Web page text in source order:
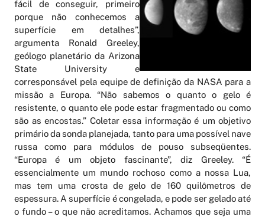
fácil de conseguir, primeiro
porque não conhecemos a
superfície em detalhes”,
argumenta Ronald Greeley,
geólogo planetário da Arizona
State University e
corresponsável pela equipe de definição da NASA para a
missão a Europa. “Não sabemos o quanto o gelo é
resistente, o quanto ele pode estar fragmentado ou como
são as encostas.” Coletar essa informação é um objetivo
primário da sonda planejada, tanto para uma possível nave
russa como para módulos de pouso subseqüentes.
“Europa é um objeto fascinante”, diz Greeley. “É
essencialmente um mundo rochoso como a nossa Lua,
mas tem uma crosta de gelo de 160 quilômetros de
espessura. A superfície é congelada, e pode ser gelado até
o fundo – o que não acreditamos. Achamos que seja uma